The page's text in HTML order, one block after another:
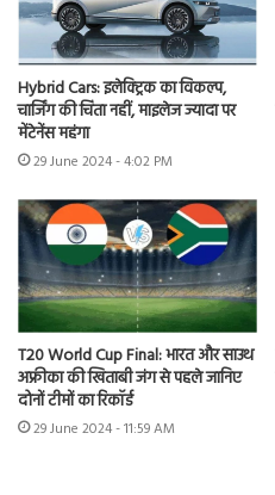
Hybrid Cars: इलेक्ट्रिक का विकल्प,
चार्जिंग की चिंता नहीं, माइलेज ज्यादा पर
मेंटेनेंस महंगा
29 June 2024 - 4:02 PM
T20 World Cup Final: भारत और साउथ
अफ्रीका की खिताबी जंग से पहले जानिए
दोनों टीमों का रिकॉर्ड
29 June 2024 - 11:59 AM